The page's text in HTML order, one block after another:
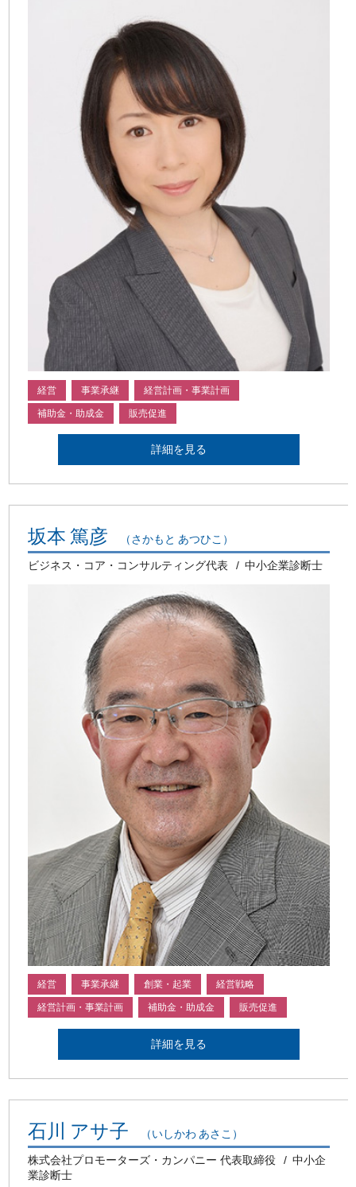
経営 事業承継 経営計画・事業計画
補助金・助成金 販売促進
詳細を見る
坂本 篤彦 （さかもと あつひこ）
ビジネス・コア・コンサルティング代表 中小企業診断士
経営 事業承継 創業・起業 経営戦略
経営計画・事業計画 補助金・助成金 販売促進
詳細を見る
石川 アサ子 （いしかわ あさこ）
株式会社プロモーターズ・カンパニー 代表取締役
中小企
業診断士